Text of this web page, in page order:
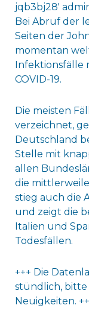
jqb3bj28′
Bei Abruf der
Seiten der
momentan
Infektionsfälle
COVID-19.
Die meisten
verzeichnet,
Deutschland
Stelle mit
allen
die
stieg auch die
und zeigt die
Italien und
Todesfällen.
+++ Die
stündlich,
Neuigkeiten.